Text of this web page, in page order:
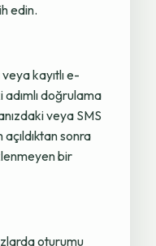
edin.
kayıtlı e-
doğrulama
veya SMS
sonra
bir
oturumu